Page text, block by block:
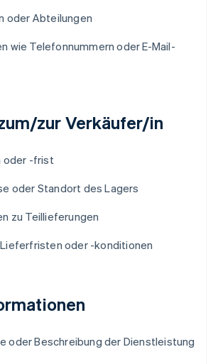
oder Abteilungen
wie Telefonnummern oder E-Mail-
zur Verkäufer/in
oder -frist
oder Standort des Lagers
zu Teillieferungen
oder -konditionen
oder Beschreibung der Dienstleistung